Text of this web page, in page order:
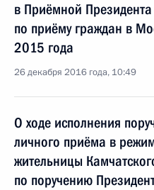
в Приёмной
по приёму граждан в
2015 года
26 декабря 2016 года, 10:49
О ходе исполнения
личного приёма в
жительницы
по поручению